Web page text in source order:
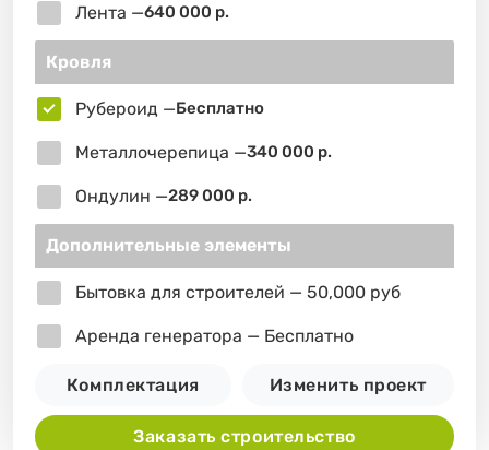
Лента —640 000 р.
Кровля
Рубероид —Бесплатно
Металлочерепица —340 000 р.
Ондулин —289 000 р.
Дополнительные элементы
Бытовка для строителей — 50,000 руб
Аренда генератора — Бесплатно
Комплектация Изменить проект
Заказать строительство